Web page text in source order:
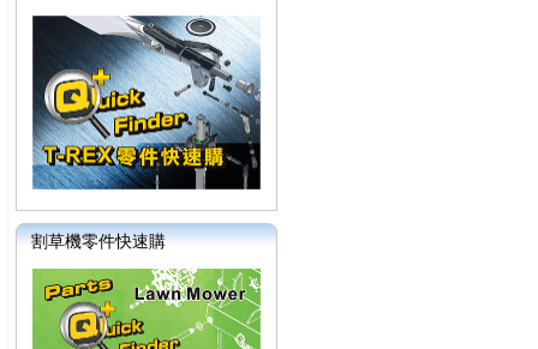
割草機零件快速購